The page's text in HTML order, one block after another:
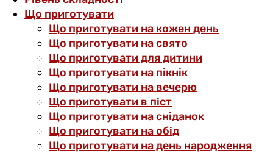
Що приготувати
Що приготувати на кожен день
Що приготувати на свято
Що приготувати для дитини
Що приготувати на пікнік
Що приготувати на вечерю
Що приготувати в піст
Що приготувати на сніданок
Що приготувати на обід
Що приготувати на день народження